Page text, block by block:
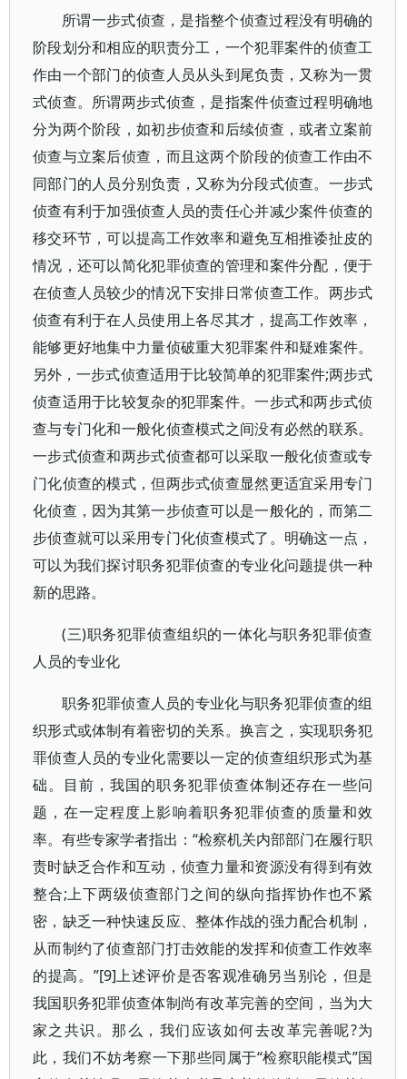
所谓一步式侦查，是指整个侦查过程没有明确的
阶段划分和相应的职责分工，一个犯罪案件的侦查工
作由一个部门的侦查人员从头到尾负责，又称为一贯
式侦查。所谓两步式侦查，是指案件侦查过程明确地
分为两个阶段，如初步侦查和后续侦查，或者立案前
侦查与立案后侦查，而且这两个阶段的侦查工作由不
同部门的人员分别负责，又称为分段式侦查。一步式
侦查有利于加强侦查人员的责任心并减少案件侦查的
移交环节，可以提高工作效率和避免互相推诿扯皮的
情况，还可以简化犯罪侦查的管理和案件分配，便于
在侦查人员较少的情况下安排日常侦查工作。两步式
侦查有利于在人员使用上各尽其才，提高工作效率，
能够更好地集中力量侦破重大犯罪案件和疑难案件。
另外，一步式侦查适用于比较简单的犯罪案件;两步式
侦查适用于比较复杂的犯罪案件。一步式和两步式侦
查与专门化和一般化侦查模式之间没有必然的联系。
一步式侦查和两步式侦查都可以采取一般化侦查或专
门化侦查的模式，但两步式侦查显然更适宜采用专门
化侦查，因为其第一步侦查可以是一般化的，而第二
步侦查就可以采用专门化侦查模式了。明确这一点，
可以为我们探讨职务犯罪侦查的专业化问题提供一种
新的思路。
(三)职务犯罪侦查组织的一体化与职务犯罪侦查
人员的专业化
职务犯罪侦查人员的专业化与职务犯罪侦查的组
织形式或体制有着密切的关系。换言之，实现职务犯
罪侦查人员的专业化需要以一定的侦查组织形式为基
础。目前，我国的职务犯罪侦查体制还存在一些问
题，在一定程度上影响着职务犯罪侦查的质量和效
率。有些专家学者指出：“检察机关内部部门在履行职
责时缺乏合作和互动，侦查力量和资源没有得到有效
整合;上下两级侦查部门之间的纵向指挥协作也不紧
密，缺乏一种快速反应、整体作战的强力配合机制，
从而制约了侦查部门打击效能的发挥和侦查工作效率
的提高。”[9]上述评价是否客观准确另当别论，但是
我国职务犯罪侦查体制尚有改革完善的空间，当为大
家之共识。那么，我们应该如何去改革完善呢?为
此，我们不妨考察一下那些同属于“检察职能模式”国